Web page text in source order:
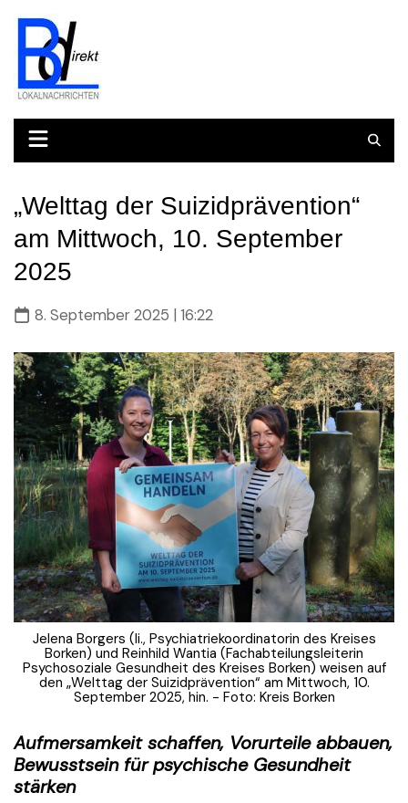
Skip
to
content
„Welttag der Suizidprävention“
am Mittwoch, 10. September
2025
8. September 2025 | 16:22
Jelena Borgers (li., Psychiatriekoordinatorin des Kreises
Borken) und Reinhild Wantia (Fachabteilungsleiterin
Psychosoziale Gesundheit des Kreises Borken) weisen auf
den „Welttag der Suizidprävention“ am Mittwoch, 10.
September 2025, hin. - Foto: Kreis Borken
Aufmersamkeit schaffen, Vorurteile abbauen,
Bewusstsein für psychische Gesundheit
stärken